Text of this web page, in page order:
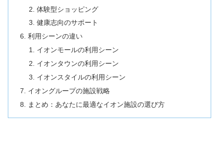
体験型ショッピング
健康志向のサポート
利用シーンの違い
イオンモールの利用シーン
イオンタウンの利用シーン
イオンスタイルの利用シーン
イオングループの施設戦略
まとめ：あなたに最適なイオン施設の選び方